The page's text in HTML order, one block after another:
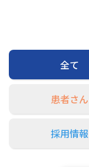
全て
患者さん
採用情報